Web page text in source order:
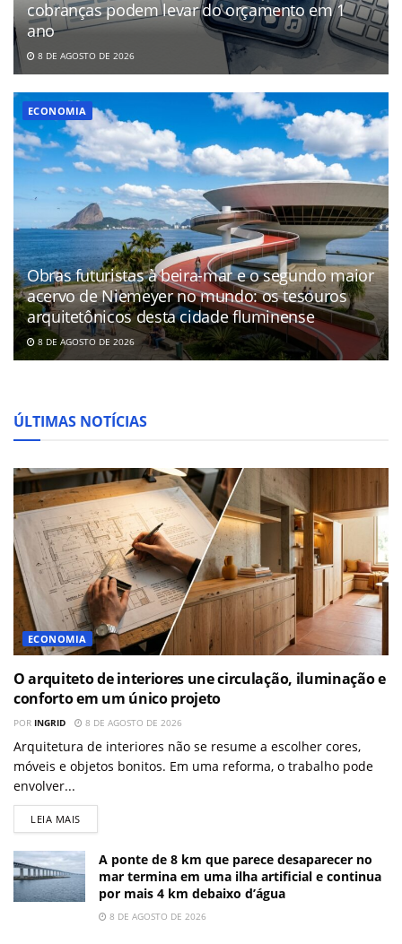
cobranças podem levar do orçamento em 1
ano
8 DE AGOSTO DE 2026
ECONOMIA
Obras futuristas à beira-mar e o segundo maior
acervo de Niemeyer no mundo: os tesouros
arquitetônicos desta cidade fluminense
8 DE AGOSTO DE 2026
ÚLTIMAS NOTÍCIAS
ECONOMIA
O arquiteto de interiores une circulação, iluminação e
conforto em um único projeto
POR INGRID 8 DE AGOSTO DE 2026
Arquitetura de interiores não se resume a escolher cores,
móveis e objetos bonitos. Em uma reforma, o trabalho pode
envolver...
LEIA MAIS
A ponte de 8 km que parece desaparecer no
mar termina em uma ilha artificial e continua
por mais 4 km debaixo d’água
8 DE AGOSTO DE 2026